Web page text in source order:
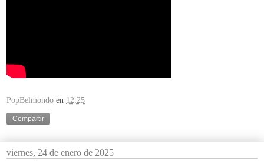
PopBelmondo en 12:25
Compartir
viernes, 24 de enero de 2025